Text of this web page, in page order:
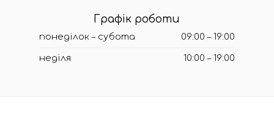
Графік роботи
понеділок – субота 09:00 – 19:00
неділя 10:00 – 19:00